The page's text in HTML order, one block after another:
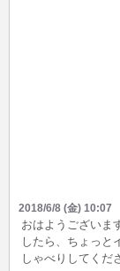
2018/6/8 (金) 10:07
おはようございま
したら、ちょっと
しゃべりしてくだ